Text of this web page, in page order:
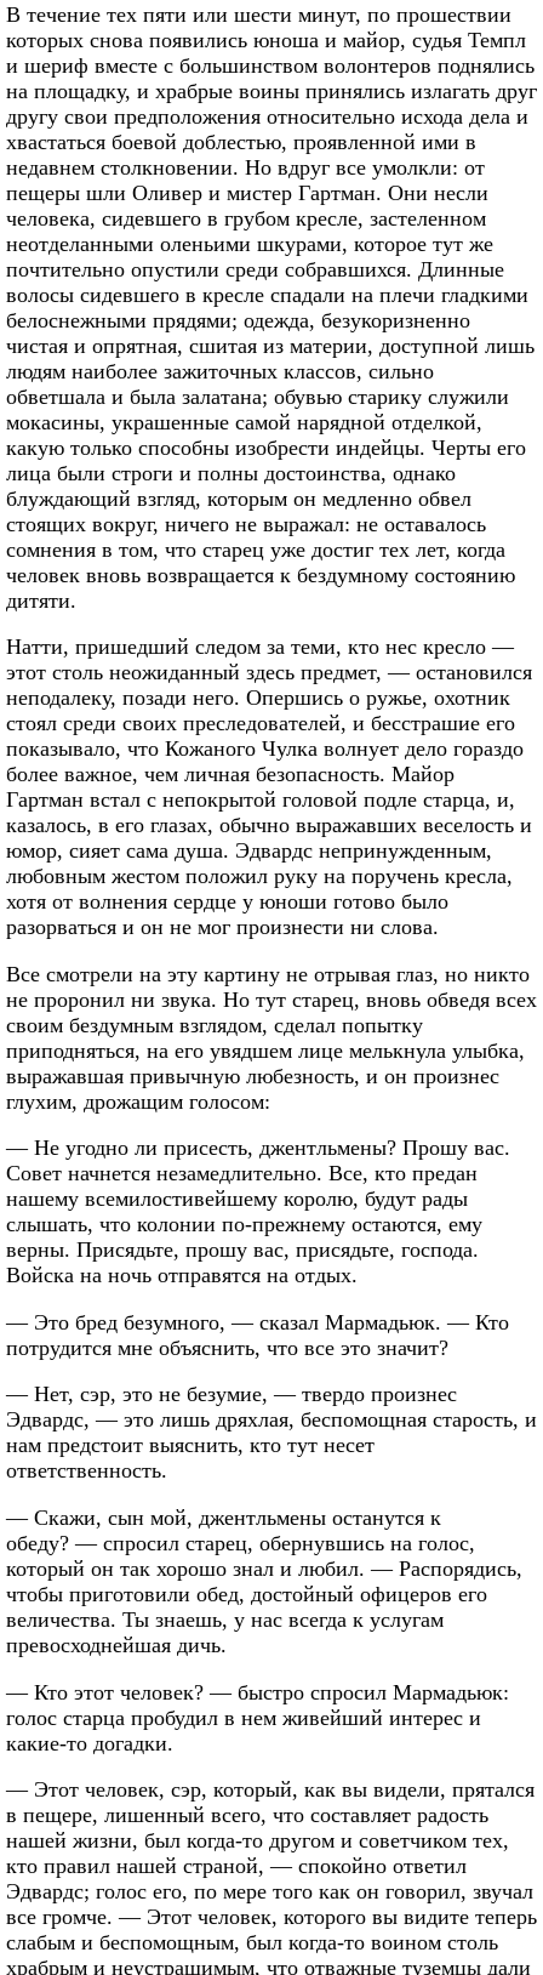
В течение тех пяти или шести минут, по прошествии
которых снова появились юноша и майор, судья Темпл
и шериф вместе с большинством волонтеров поднялись
на площадку, и храбрые воины принялись излагать друг
другу свои предположения относительно исхода дела и
хвастаться боевой доблестью, проявленной ими в
недавнем столкновении. Но вдруг все умолкли: от
пещеры шли Оливер и мистер Гартман. Они несли
человека, сидевшего в грубом кресле, застеленном
неотделанными оленьими шкурами, которое тут же
почтительно опустили среди собравшихся. Длинные
волосы сидевшего в кресле спадали на плечи гладкими
белоснежными прядями; одежда, безукоризненно
чистая и опрятная, сшитая из материи, доступной лишь
людям наиболее зажиточных классов, сильно
обветшала и была залатана; обувью старику служили
мокасины, украшенные самой нарядной отделкой,
какую только способны изобрести индейцы. Черты его
лица были строги и полны достоинства, однако
блуждающий взгляд, которым он медленно обвел
стоящих вокруг, ничего не выражал: не оставалось
сомнения в том, что старец уже достиг тех лет, когда
человек вновь возвращается к бездумному состоянию
дитяти.
Натти, пришедший следом за теми, кто нес кресло —
этот столь неожиданный здесь предмет, — остановился
неподалеку, позади него. Опершись о ружье, охотник
стоял среди своих преследователей, и бесстрашие его
показывало, что Кожаного Чулка волнует дело гораздо
более важное, чем личная безопасность. Майор
Гартман встал с непокрытой головой подле старца, и,
казалось, в его глазах, обычно выражавших веселость и
юмор, сияет сама душа. Эдвардс непринужденным,
любовным жестом положил руку на поручень кресла,
хотя от волнения сердце у юноши готово было
разорваться и он не мог произнести ни слова.
Все смотрели на эту картину не отрывая глаз, но никто
не проронил ни звука. Но тут старец, вновь обведя всех
своим бездумным взглядом, сделал попытку
приподняться, на его увядшем лице мелькнула улыбка,
выражавшая привычную любезность, и он произнес
глухим, дрожащим голосом:
— Не угодно ли присесть, джентльмены? Прошу вас.
Совет начнется незамедлительно. Все, кто предан
нашему всемилостивейшему королю, будут рады
слышать, что колонии по-прежнему остаются, ему
верны. Присядьте, прошу вас, присядьте, господа.
Войска на ночь отправятся на отдых.
— Это бред безумного, — сказал Мармадьюк. — Кто
потрудится мне объяснить, что все это значит?
— Нет, сэр, это не безумие, — твердо произнес
Эдвардс, — это лишь дряхлая, беспомощная старость, и
нам предстоит выяснить, кто тут несет
ответственность.
— Скажи, сын мой, джентльмены останутся к
обеду? — спросил старец, обернувшись на голос,
который он так хорошо знал и любил. — Распорядись,
чтобы приготовили обед, достойный офицеров его
величества. Ты знаешь, у нас всегда к услугам
превосходнейшая дичь.
— Кто этот человек? — быстро спросил Мармадьюк:
голос старца пробудил в нем живейший интерес и
какие-то догадки.
— Этот человек, сэр, который, как вы видели, прятался
в пещере, лишенный всего, что составляет радость
нашей жизни, был когда-то другом и советчиком тех,
кто правил нашей страной, — спокойно ответил
Эдвардс; голос его, по мере того как он говорил, звучал
все громче. — Этот человек, которого вы видите теперь
слабым и беспомощным, был когда-то воином столь
храбрым и неустрашимым, что отважные туземцы дали